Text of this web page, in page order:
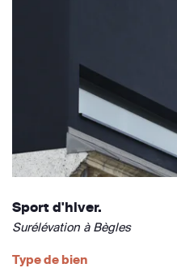
Sport d'hiver.
Surélévation à Bègles
Type de bien